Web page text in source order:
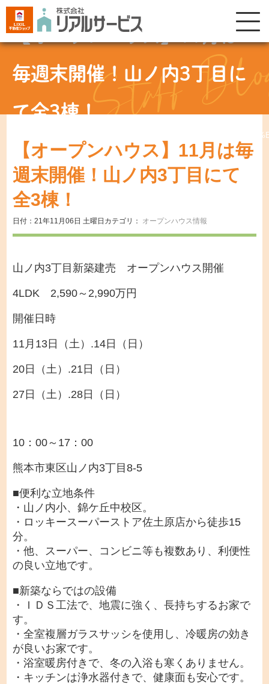
【オープンハウス】11月は
毎週末開催！山ノ内3丁目に
て全3棟！
【オープンハウス】11月は毎
週末開催！山ノ内3丁目にて
全3棟！
日付：21年11月06日 土曜日 カテゴリ： オープンハウス情報
山ノ内3丁目新築建売 オープンハウス開催
4LDK 2,590～2,990万円
開催日時
11月13日（土）.14日（日）
20日（土）.21日（日）
27日（土）.28日（日）
10：00～17：00
熊本市東区山ノ内3丁目8-5
■便利な立地条件
・山ノ内小、錦ケ丘中校区。
・ロッキースーパーストア佐土原店から徒歩15
分。
・他、スーパー、コンビニ等も複数あり、利便性
の良い立地です。
■新築ならではの設備
・ＩＤＳ工法で、地震に強く、長持ちするお家で
す。
・全室複層ガラスサッシを使用し、冷暖房の効き
が良いお家です。
・浴室暖房付きで、冬の入浴も寒くありません。
・キッチンは浄水器付きで、健康面も安心です。